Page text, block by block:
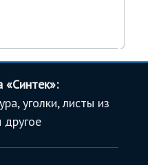
«Синтек»:
уголки, листы из
другое